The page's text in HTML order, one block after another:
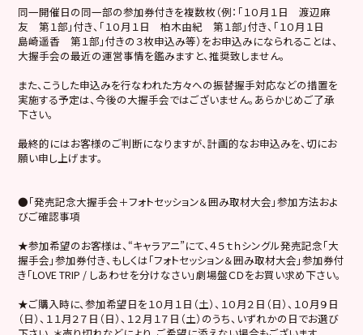
同一開催日の同一部の参加券付きを複数枚（例：「１０月１日 渡辺麻
友 第１部」付き、「１０月１日 柏木由紀 第１部」付き、「１０月１日
島崎遥香 第１部」付きの３枚申込み等）をお申込みになられることは、
大握手会の最近の運営事情を鑑みますと、推奨致しません。
また、こうした申込みを行なわれた方々への振替握手対応などの措置を
実施する予定は、今後の大握手会ではございません。あらかじめご了承
下さい。
最終的にはお客様のご判断になりますが、計画的なお申込みを、切にお
願い申し上げます。
●「発売記念大握手会＋フォトセッション＆囲み取材大会」参加方法およ
びご確認事項
★参加希望のお客様は、“キャラアニ”にて、４５ｔｈシングル発売記念「大
握手会」参加券付き、もしくは「フォトセッション＆囲み取材大会」参加券付
き「LOVE TRIP / しあわせを分けなさい」劇場盤ＣＤをお買い求め下さい。
★ご購入時に、参加希望日を１０月１日（土）、１０月２日（日）、１０月９日
（日）、１１月２７日（日）、１２月１７日（土）のうち、いずれかの日でお選び